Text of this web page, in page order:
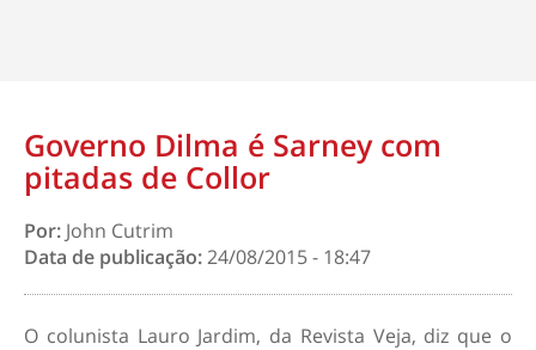
Governo Dilma é Sarney com
pitadas de Collor
Por: John Cutrim
Data de publicação:24/08/2015 - 18:47
O colunista Lauro Jardim, da Revista Veja, diz que o